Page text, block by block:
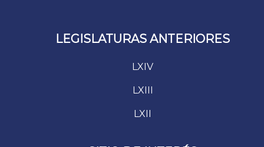
LEGISLATURAS ANTERIORES
LXIV
LXIII
LXII